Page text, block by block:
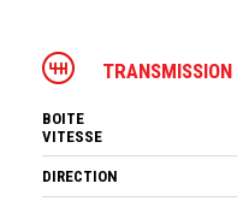
TRANSMISSION
BOITE
VITESSE
DIRECTION